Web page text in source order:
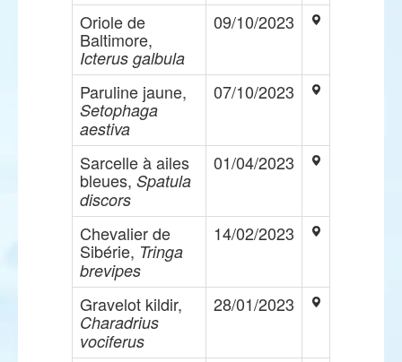
Oriole de
Baltimore,
Icterus galbula
09/10/2023
Paruline jaune,
Setophaga
aestiva
07/10/2023
Sarcelle à ailes
bleues, Spatula
discors
01/04/2023
Chevalier de
Sibérie, Tringa
brevipes
14/02/2023
Gravelot kildir,
Charadrius
vociferus
28/01/2023